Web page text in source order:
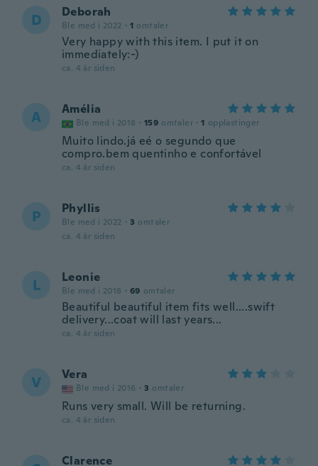
D Deborah
Ble med i 2022 · 1 omtaler
Very happy with this item. I put it on
immediately:-)
ca. 4 år siden
A Amélia
Ble med i 2018 · 159 omtaler · 1 opplastinger
Muito lindo.já eé o segundo que
compro.bem quentinho e confortável
ca. 4 år siden
P Phyllis
Ble med i 2022 · 3 omtaler
ca. 4 år siden
L Leonie
Ble med i 2018 · 69 omtaler
Beautiful beautiful item fits well....swift
delivery...coat will last years...
ca. 4 år siden
V Vera
Ble med i 2016 · 3 omtaler
Runs very small. Will be returning.
ca. 4 år siden
Clarence